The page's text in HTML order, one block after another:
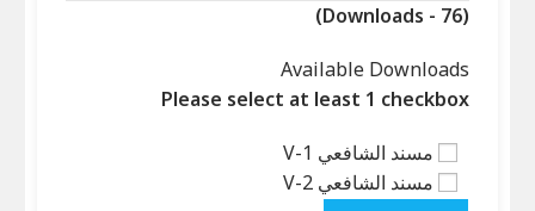
(Downloads - 76)
Available Downloads
Please select at least 1 checkbox
مسند الشافعي V-1
مسند الشافعي V-2